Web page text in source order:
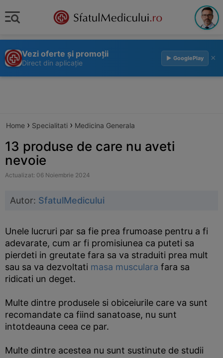
Vezi oferte și promoții
Direct din aplicație
▶ GooglePlay ×
Home › Specialitati › Medicina Generala
13 produse de care nu aveti
nevoie
Actualizat: 06 Noiembrie 2024
Autor: SfatulMedicului
Unele lucruri par sa fie prea frumoase pentru a fi
adevarate, cum ar fi promisiunea ca puteti sa
pierdeti in greutate fara sa va straduiti prea mult
sau sa va dezvoltati masa musculara fara sa
ridicati un deget.
Multe dintre produsele si obiceiurile care va sunt
recomandate ca fiind sanatoase, nu sunt
intotdeauna ceea ce par.
Multe dintre acestea nu sunt sustinute de studii